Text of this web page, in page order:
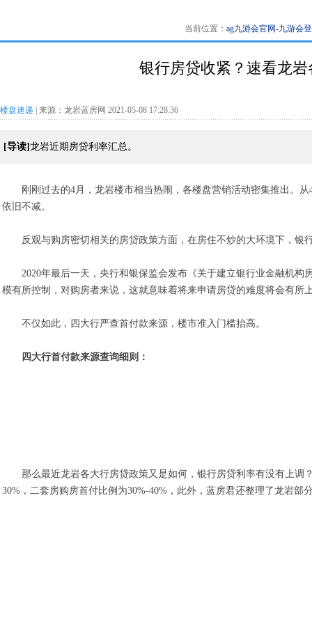
当前位置： ag九游会官网-九游会
银行房贷收紧？速看龙
楼盘速递 | 来源：龙岩蓝房网 2021-05-08 17:28:36
[导读] 龙岩近期房贷利率汇总。
刚刚过去的4月，龙岩楼市相当热闹，各楼盘营销活动密集推出。
依旧不减。
反观与购房密切相关的房贷政策方面，在房住不炒的大环境下，银
2020年最后一天，央行和银保监会发布《关于建立银行业金融机
模有所控制，对购房者来说，这就意味着将来申请房贷的难度将会有所
不仅如此，四大行严查首付款来源，楼市准入门槛抬高。
四大行首付款来源查询细则：
那么最近龙岩各大行房贷政策又是如何，银行房贷利率有没有上
30%，二套房购房首付比例为30%-40%，此外，蓝房君还整理了龙岩